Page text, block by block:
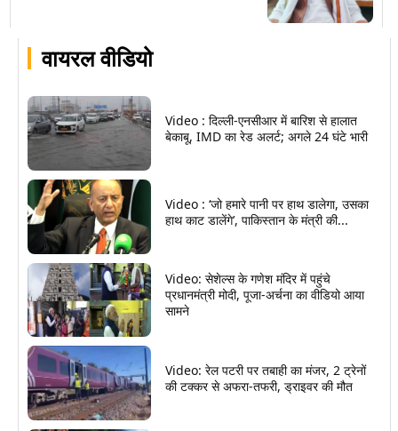
वायरल वीडियो
Video : दिल्ली-एनसीआर में बारिश से हालात
बेकाबू, IMD का रेड अलर्ट; अगले 24 घंटे भारी
Video : ‘जो हमारे पानी पर हाथ डालेगा, उसका
हाथ काट डालेंगे’, पाकिस्तान के मंत्री की...
Video: सेशेल्स के गणेश मंदिर में पहुंचे
प्रधानमंत्री मोदी, पूजा-अर्चना का वीडियो आया
सामने
Video: रेल पटरी पर तबाही का मंजर, 2 ट्रेनों
की टक्कर से अफरा-तफरी, ड्राइवर की मौत